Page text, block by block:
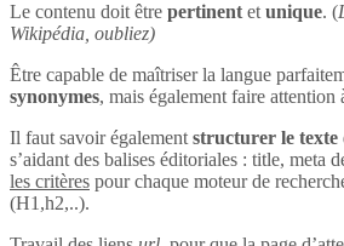
Le contenu doit être pertinent et unique. (
Wikipédia, oubliez)
Être capable de maîtriser la langue
synonymes, mais également faire attention
Il faut savoir également structurer le texte
s’aidant des balises éditoriales : title, meta
les critères pour chaque moteur de
(H1,h2,..).